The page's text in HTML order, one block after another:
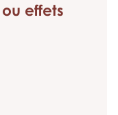
ou effets